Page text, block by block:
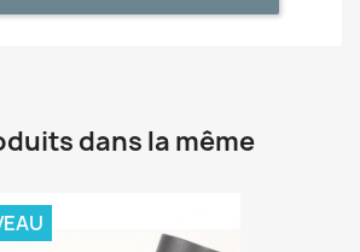
dans la même